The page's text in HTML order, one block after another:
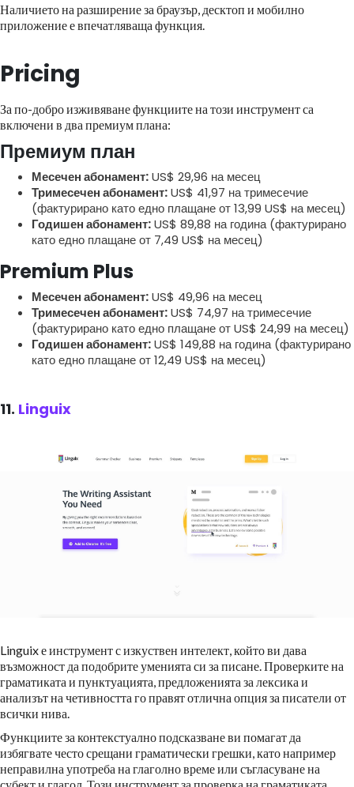
Наличието на разширение за браузър, десктоп и мобилно
приложение е впечатляваща функция.
Pricing
За по-добро изживяване функциите на този инструмент са
включени в два премиум плана:
Премиум план
Месечен абонамент:US$ 29,96 на месец
Тримесечен абонамент:US$ 41,97 на тримесечие
(фактурирано като едно плащане от 13,99 US$ на месец)
Годишен абонамент:US$ 89,88 на година (фактурирано
като едно плащане от 7,49 US$ на месец)
Premium Plus
Месечен абонамент:US$ 49,96 на месец
Тримесечен абонамент:US$ 74,97 на тримесечие
(фактурирано като едно плащане от US$ 24,99 на месец)
Годишен абонамент:US$ 149,88 на година (фактурирано
като едно плащане от 12,49 US$ на месец)
11. Linguix
Linguix е инструмент с изкуствен интелект, който ви дава
възможност да подобрите уменията си за писане. Проверките на
граматиката и пунктуацията, предложенията за лексика и
анализът на четивността го правят отлична опция за писатели от
всички нива.
Функциите за контекстуално подсказване ви помагат да
избягвате често срещани граматически грешки, като например
неправилна употреба на глаголно време или съгласуване на